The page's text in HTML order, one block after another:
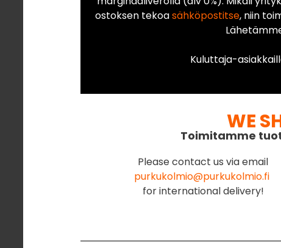
ostoksen tekoasähköpostitse, niin
Kuluttaja-
WE
Toimitamme
Please contact us via email
purkukolmio@purkukolmio.fi
for international delivery!